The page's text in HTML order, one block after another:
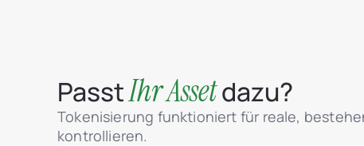
PasstIhr Assetdazu?
Tokenisierung funktioniert für reale,
kontrollieren.